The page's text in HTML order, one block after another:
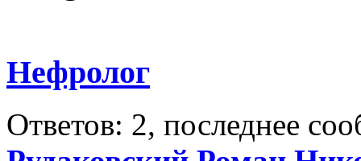
Нефролог
Ответов: 2, последнее